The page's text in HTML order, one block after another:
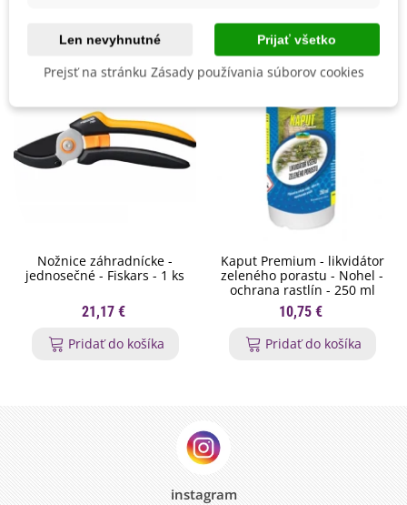
Nožnice záhradnícke -
jednosečné - Fiskars - 1 ks
21,17 €
Pridať do košíka
Kaput Premium - likvidátor
zeleného porastu - Nohel -
ochrana rastlín - 250 ml
10,75 €
Pridať do košíka
instagram
Len nevyhnutné Prijať všetko
Prejsť na stránku Zásady používania súborov cookies